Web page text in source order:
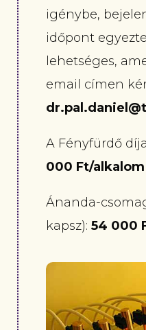
igénybe,
időpont
lehetséges,
email címen
A Fényfürdő
000 Ft/alkalom
Ánanda-
kapsz): 54 000